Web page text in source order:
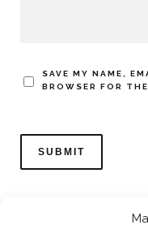
SAVE MY NAME,
BROWSER FOR